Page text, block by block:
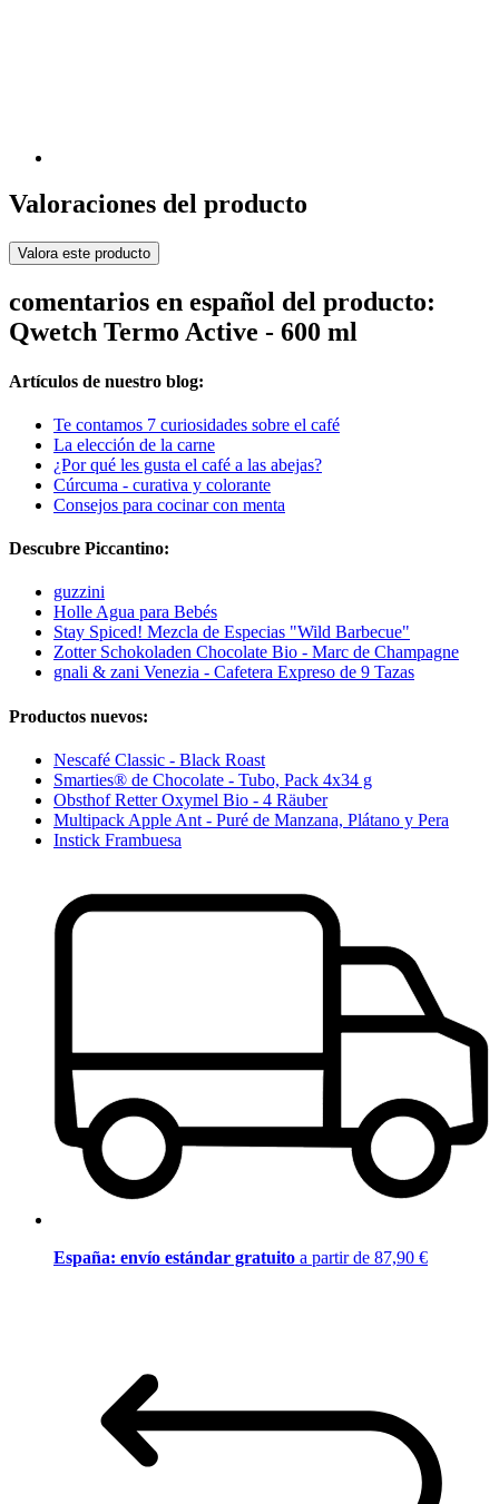
Valoraciones del producto
Valora este producto
comentarios en español del producto:
Qwetch Termo Active - 600 ml
Artículos de nuestro blog:
Te contamos 7 curiosidades sobre el café
La elección de la carne
¿Por qué les gusta el café a las abejas?
Cúrcuma - curativa y colorante
Consejos para cocinar con menta
Descubre Piccantino:
guzzini
Holle Agua para Bebés
Stay Spiced! Mezcla de Especias "Wild Barbecue"
Zotter Schokoladen Chocolate Bio - Marc de Champagne
gnali & zani Venezia - Cafetera Expreso de 9 Tazas
Productos nuevos:
Nescafé Classic - Black Roast
Smarties® de Chocolate - Tubo, Pack 4x34 g
Obsthof Retter Oxymel Bio - 4 Räuber
Multipack Apple Ant - Puré de Manzana, Plátano y Pera
Instick Frambuesa
España: envío estándar gratuito a partir de 87,90 €